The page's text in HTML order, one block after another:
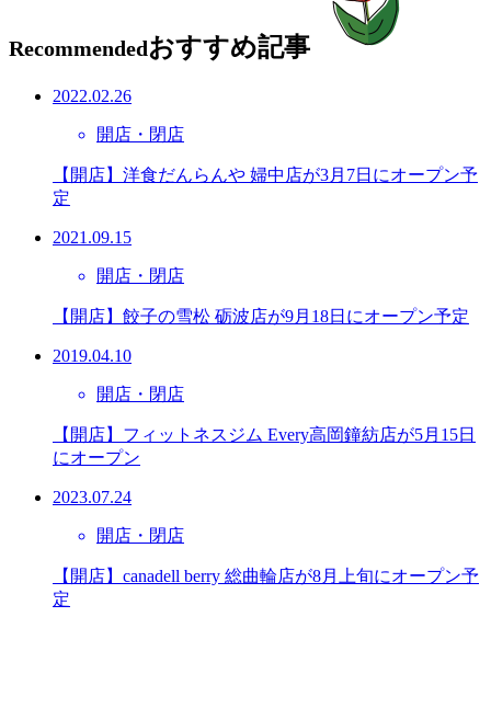
Recommendedおすすめ記事
2022.02.26
開店・閉店
【開店】洋食だんらんや 婦中店が3月7日にオープン予
定
2021.09.15
開店・閉店
【開店】餃子の雪松 砺波店が9月18日にオープン予定
2019.04.10
開店・閉店
【開店】フィットネスジム Every高岡鐘紡店が5月15日
にオープン
2023.07.24
開店・閉店
【開店】canadell berry 総曲輪店が8月上旬にオープン予
定